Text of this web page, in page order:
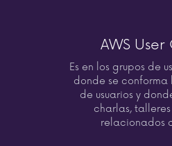
AWS User
Es en los grupos de
donde se conforma
de usuarios y
charlas, talleres
relacionados